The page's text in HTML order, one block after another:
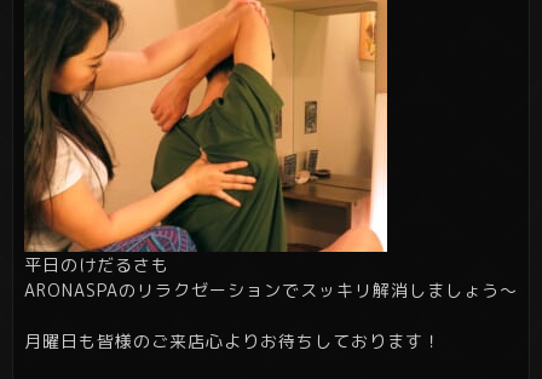
平日のけだるさも
ARONASPAのリラクゼーションでスッキリ解消しましょう～
月曜日も皆様のご来店心よりお待ちしております！